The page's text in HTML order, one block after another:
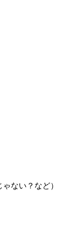
ない？など）